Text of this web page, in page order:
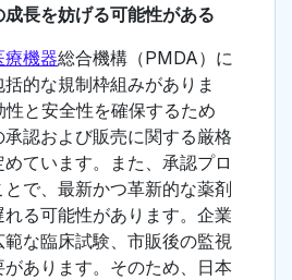
長を妨げる可能性がある
療機器総合機構（PMDA）に
的な規制枠組みがありま
と安全性を確保するため
認および販売に関する厳格
ています。また、承認プロ
で、最新かつ革新的な薬剤
る可能性があります。企業
な臨床試験、市販後の監視
あります。そのため、日本